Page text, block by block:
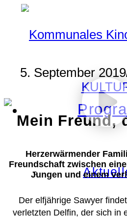
5. September 2019
Mein Freund,
Herzerwärmender
Freundschaft zwischen
Jungen und einem
Der elfjährige Sawyer
verletzten Delfin, der sich in